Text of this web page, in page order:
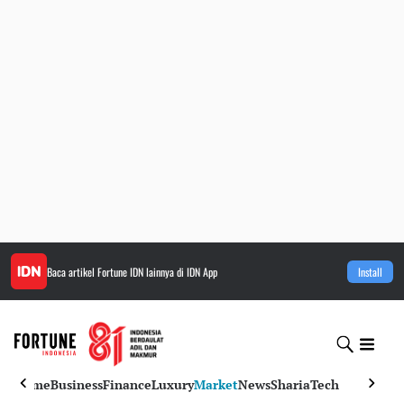
Baca artikel Fortune IDNlainnya di IDN App Install
HomeBusinessFinanceLuxuryMarketNewsShariaTech